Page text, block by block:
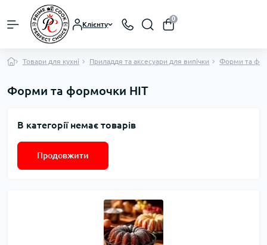
Клієнту
0
Товари для кухні Приладдя та аксесуари для випічки Форми та
Форми та формочки HIT
В категорії немає товарів
Продовжити